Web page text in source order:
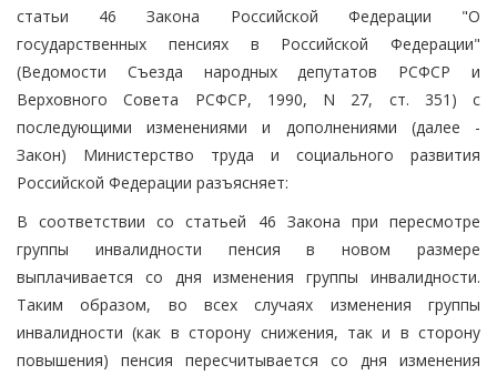
статьи 46 Закона Российской Федерации "О
государственных пенсиях в Российской Федерации"
(Ведомости Съезда народных депутатов РСФСР и
Верховного Совета РСФСР, 1990, N 27, ст. 351) с
последующими изменениями и дополнениями (далее -
Закон) Министерство труда и социального развития
Российской Федерации разъясняет:
В соответствии со статьей 46 Закона при пересмотре
группы инвалидности пенсия в новом размере
выплачивается со дня изменения группы инвалидности.
Таким образом, во всех случаях изменения группы
инвалидности (как в сторону снижения, так и в сторону
повышения) пенсия пересчитывается со дня изменения